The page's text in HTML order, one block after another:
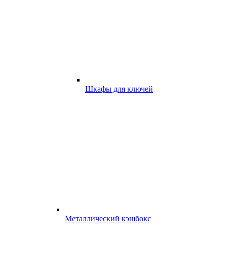
Шкафы для ключей
Металлический кэшбокс